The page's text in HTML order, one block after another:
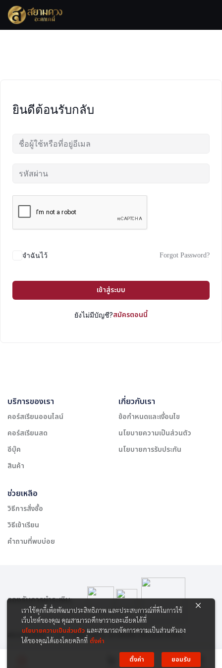
Skip
content
ยินดีต้อนรับกลับ
จำฉันไว้ Forgot Password?
เข้าสู่ระบบ
ยังไม่มีบัญชี?สมัครตอนนี้
บริการของเรา
คอร์สเรียนออนไลน์
คอร์สเรียนสด
อีบุ๊ค
สินค้า
เกี่ยวกับเรา
ข้อกำหนดและเงื่อนไข
นโยบายความเป็นส่วนตัว
นโยบายการรับประกัน
ช่วยเหลือ
วิธีการสั่งซื้อ
วิธีเข้าเรียน
คำถามที่พบบ่อย
สงวนลิขสิทธิ์ © 2565 บริษัท สยาม เคาเซิลลิ่ง เซ็นเตอร์ จำกัด
รองรับการชำระเงิน:
เราใช้คุกกี้เพื่อพัฒนาประสิทธิภาพ และประสบการณ์ที่ดีในการใช้
เว็บไซต์ของคุณ คุณสามารถศึกษารายละเอียดได้ที่
นโยบายความเป็นส่วนตัว และสามารถจัดการความเป็นส่วนตัวเอง
ได้ของคุณได้เองโดยคลิกที่ ตั้งค่า
ตั้งค่า
ยอมรับ